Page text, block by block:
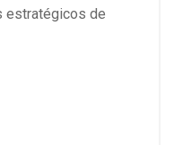
estratégicos de